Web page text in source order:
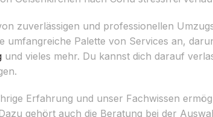
zuverlässigen und professionellen
umfangreiche Palette von Services an,
und vieles mehr. Du kannst dich darauf
Erfahrung und unser Fachwissen
gehört auch die Beratung bei der